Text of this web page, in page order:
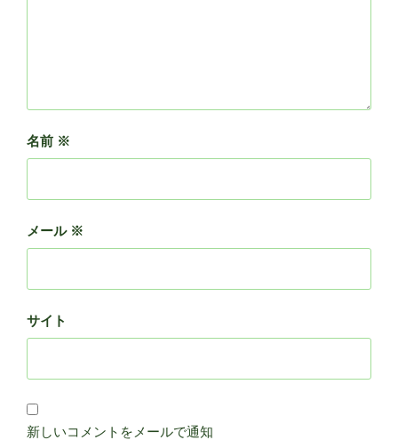
名前 ※
メール ※
サイト
新しいコメントをメールで通知